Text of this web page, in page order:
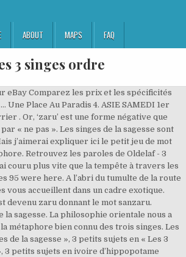
ABOUT MAPS FAQ
3 singes ordre
eBay Comparez les prix et les spécificités
Une Place Au Paradis 4. ASIE SAMEDI 1er
. Or, ‘zaru’ est une forme négative que
« ne pas ». Les singes de la sagesse sont
j’aimerai expliquer ici le petit jeu de mot
Retrouvez les paroles de Oldelaf - 3
couru plus vite que la tempête à travers les
95 were here. A l’abri du tumulte de la route
vous accueillent dans un cadre exotique.
devenu zaru donnant le mot sanzaru.
la sagesse. La philosophie orientale nous a
métaphore bien connu des trois singes. Les
de la sagesse », 3 petits sujets en « Les 3
3 petits sujets en ivoire d’hippopotame